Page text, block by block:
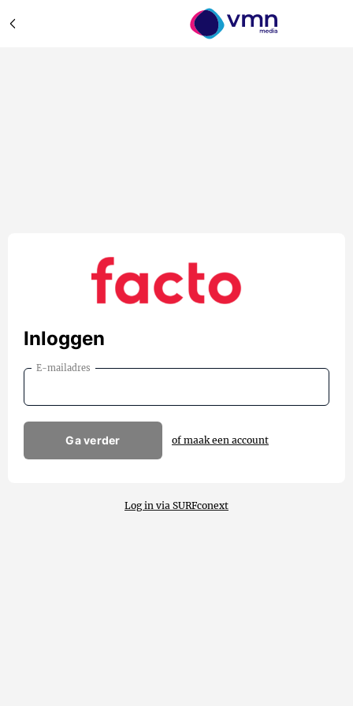
Inloggen
E-mailadres
Ga verder of maak een account
Log in via SURFconext